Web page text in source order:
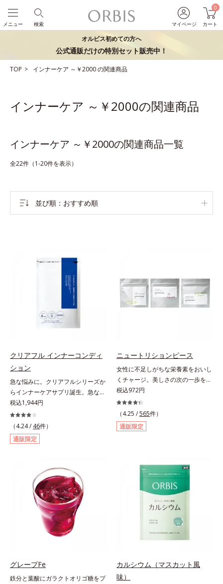
マイページ
0
カート
検索
メニュー
オルビス初めての方へ
公式通販だけの特別セット販売中！
TOP インナーケア ～￥2000の関連商品
インナーケア ～￥2000の関連商品
インナーケア ～￥2000の関連商品一覧
全22件（1-20件を表示）
並び順 おすすめ順
クリアフル インナーコンディ
ション
急な悩みに。クリアフルシリーズか
らインナーケアサプリ誕生。急な悩
みに。ケアに行き詰まったすべての
女性に送る、「クリアフルシリー
ズ」のオールインワンサプリメント
です。ビタミンB1とB2を配合。ビ
タミンB6とビタミンCは、タイムリ
さのために、和漢植物由来成分とセ
ラミドをプラス。さらにストレス社
会に負けないためのGABAも配合し
ました。現代社会を生き抜く女性の
すこやかな毎日を応援します。
税込1,944円
（4.24 / 46件）
通販限定
ニュートリションピース
女性に不足しがちな栄養素をおいし
くチャージ。美しさの次の一歩を引
き出すタブレット。現代女性に不足
しがちな栄養素に着目。ぽいっとひ
と口補いやすい６種類の「キレイの
素」、タブレットタイプのサプリメ
ントシリーズです。女性の不足栄養
＆葉酸」、独自加工のビタミンCで
キレイと健康をサポートする「ビタ
ミンC＆ビタミンB2」、スムーズな
リズムづくりで快調を目指す「オリ
ゴ糖＆酵素」、いつだってイキイ
キ、あなたらしい表情をサポートす
る「ビタミンB群＆アミノ酸」、ス
ける女性こそ不足しやすい栄養素を
チャージして、安定した美しさをサ
税込972円
（4.25 /565件）
通販限定
グレープFe
鉄分と葉酸にガラクトオリゴ糖をプ
カルシウム（マスカット風
味）